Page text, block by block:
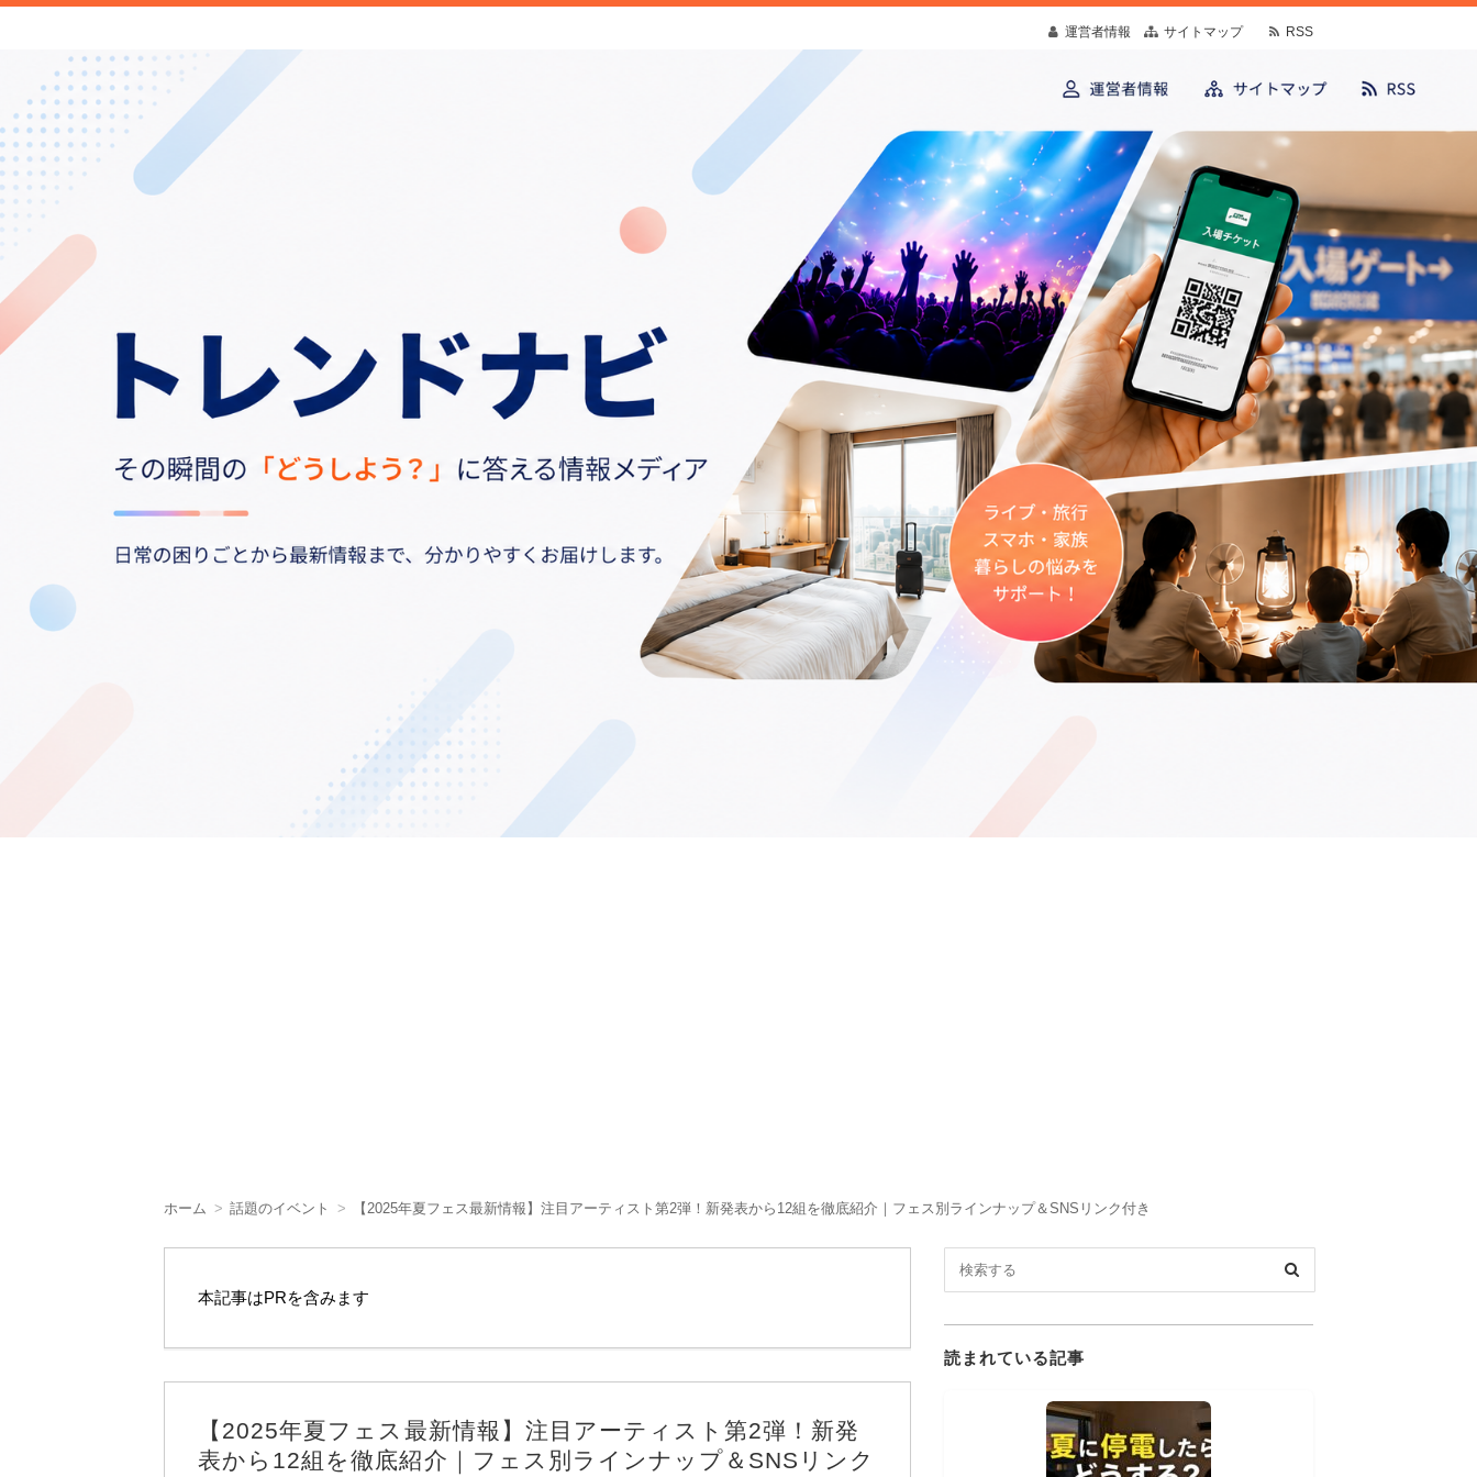
運営者情報 サイトマップ RSS
トレンドナビ｜旬の情報や話題の商品をお届けします
新商品や面白い話題など旬のトレンドをご紹介しています。みなさんが検索することこそトレンド。日常の疑問や予想外の出来事にも寄り添う情報を発
信します。
ホーム 話題のイベント 【2025年夏フェス最新情報】注目アーティスト第2弾！新発表から12組を徹底紹介｜フェス別ラインナップ＆SNSリンク付き
本記事はPRを含みます
【2025年夏フェス最新情報】注目アーティスト第2弾！新発
表から12組を徹底紹介｜フェス別ラインナップ＆SNSリンク
読まれている記事